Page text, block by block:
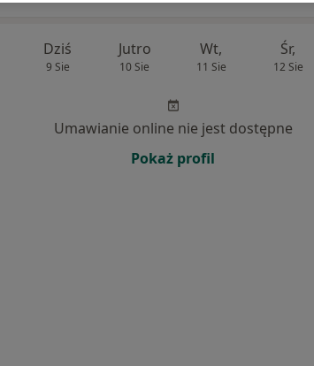
Dziś
9 Sie
Jutro
10 Sie
Wt,
11 Sie
Śr,
12 Sie
Umawianie online nie jest dostępne
Pokaż profil